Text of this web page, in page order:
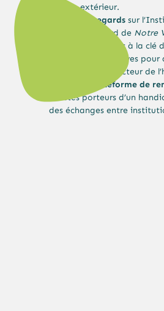
monde extérieur.
Attirer les regards sur
l’intérêt à l’égard de Notre
rayonnement avec à la clé
indirectes et positives pour
notamment au secteur de
plateforme de
artistes porteurs d’un
des échanges entre